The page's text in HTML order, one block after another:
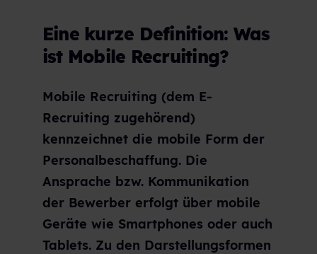
Eine kurze Definition: Was
ist Mobile Recruiting?
Mobile Recruiting (dem E-
Recruiting zugehörend)
kennzeichnet die mobile Form der
Personalbeschaffung. Die
Ansprache bzw. Kommunikation
der Bewerber erfolgt über mobile
Geräte wie Smartphones oder auch
Tablets. Zu den Darstellungsformen